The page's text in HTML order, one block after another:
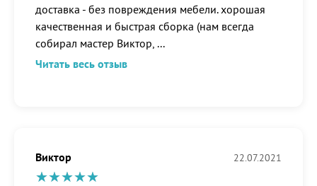
доставка - без повреждения мебели. хорошая
качественная и быстрая сборка (нам всегда
собирал мастер Виктор, ...
Читать весь отзыв
Виктор 22.07.2021